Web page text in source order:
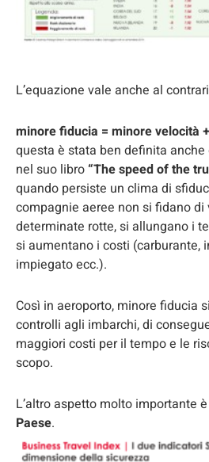
L’equazione vale anche al
minore fiducia = minore velocità
questa è stata ben definita anche
nel suo libro “The speed of the
quando persiste un clima di
compagnie aeree non si fidano di
determinate rotte, si allungano i
si aumentano i costi (carburante,
impiegato ecc.).
Così in aeroporto, minore fiducia
controlli agli imbarchi, di
maggiori costi per il tempo e le
scopo.
L’altro aspetto molto importante
Paese.